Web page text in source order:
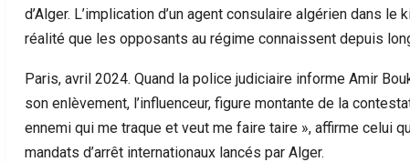
d’Alger. L’implication d’un agent consulaire algérien dans
réalité que les opposants au régime connaissent depuis
Paris, avril 2024. Quand la police judiciaire informe Amir
son enlèvement, l’influenceur, figure montante de la
ennemi qui me traque et veut me faire taire », affirme celui
mandats d’arrêt internationaux lancés par Alger.